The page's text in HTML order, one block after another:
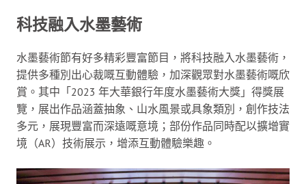
科技融入水墨藝術
水墨藝術節有好多精彩豐富節目，將科技融入水墨藝術，
提供多種別出心裁嘅互動體驗，加深觀眾對水墨藝術嘅欣
賞。其中「2023 年大華銀行年度水墨藝術大獎」得獎展
覽，展出作品涵蓋抽象、山水風景或具象類別，創作技法
多元，展現豐富而深遠嘅意境；部份作品同時配以擴增實
境（AR）技術展示，增添互動體驗樂趣。